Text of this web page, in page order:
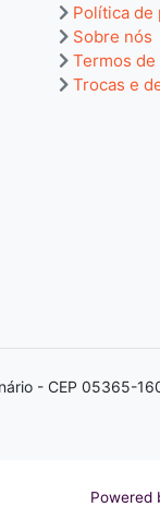
Política de
Sobre nós
Termos
Trocas e
- CEP 05365-
Powered